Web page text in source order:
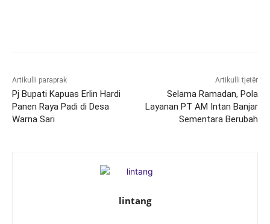
Artikulli paraprak
Pj Bupati Kapuas Erlin Hardi
Panen Raya Padi di Desa
Warna Sari
Artikulli tjetër
Selama Ramadan, Pola
Layanan PT AM Intan Banjar
Sementara Berubah
lintang